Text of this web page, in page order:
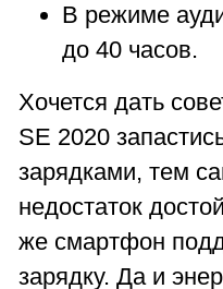
В режиме
до 40 часов.
Хочется дать
SE 2020
зарядками, тем
недостаток
же смартфон
зарядку. Да и